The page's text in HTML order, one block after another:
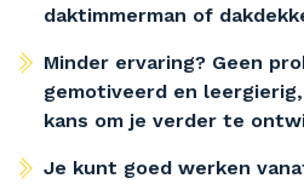
daktimmerman of
Minder ervaring? Geen
gemotiveerd en
kans om je verder te
Je kunt goed werken